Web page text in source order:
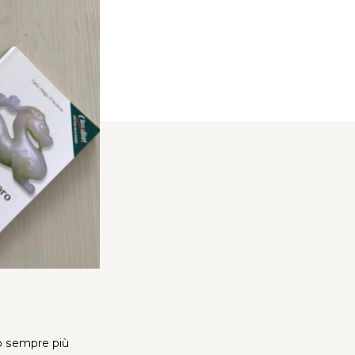
sempre più